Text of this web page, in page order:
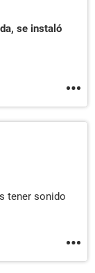
se instaló
tener sonido